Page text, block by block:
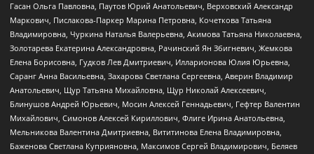
Гасан Ольга Павловна, Паутов Юрий Анатольевич, Верховский Александр
Маркович, Пислакова-Паркер Марина Петровна, Кочеткова Татьяна
Владимировна, Чуркина Наталья Валерьевна, Акимова Татьяна Николаевна,
Золотарева Екатерина Александровна, Рачинский Ян Збигневич, Жемкова
Елена Борисовна, Гудков Лев Дмитриевич, Илларионова Юлия Юрьевна,
Саранг Анна Васильевна, Захарова Светлана Сергеевна, Аверин Владимир
Анатольевич, Щур Татьяна Михайловна, Щур Николай Алексеевич,
Блинушов Андрей Юрьевич, Мосин Алексей Геннадьевич, Гефтер Валентин
Михайлович, Симонов Алексей Кириллович, Флиге Ирина Анатольевна,
Мельникова Валентина Дмитриевна, Вититинова Елена Владимировна,
Баженова Светлана Куприяновна, Максимов Сергей Владимирович, Беляев